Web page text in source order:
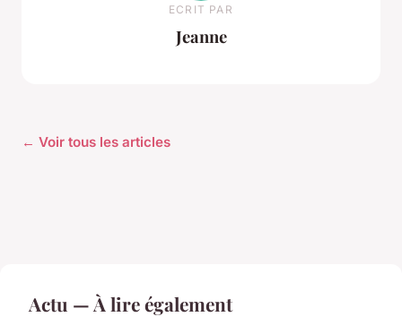
ECRIT PAR
Jeanne
← Voir tous les articles
Actu — À lire également